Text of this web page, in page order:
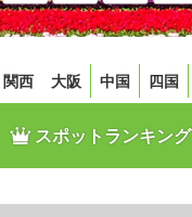
関西 大阪 中国 四国
スポットランキング